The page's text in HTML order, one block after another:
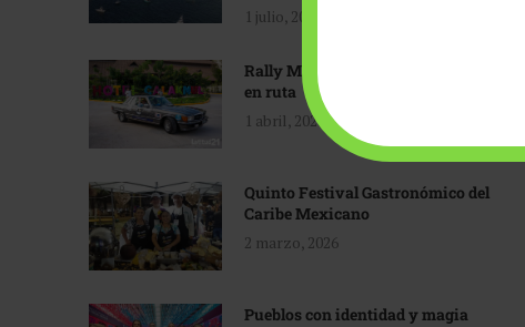
1 julio, 2026
Rally Maya: Herencia automotriz
en ruta
1 abril, 2026
Quinto Festival Gastronómico del
Caribe Mexicano
2 marzo, 2026
Pueblos con identidad y magia